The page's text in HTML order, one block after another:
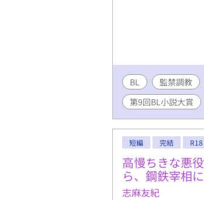
BL 監禁調教
第9回BL小説大賞
短編 完結 R18
高慢ちきな悪
ら、鋼鉄宰相
志麻友紀